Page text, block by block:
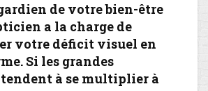
de votre bien-être
a la charge de
votre déficit visuel en
Si les grandes
tendent à se multiplier à